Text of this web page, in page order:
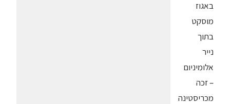
באגוז
מוסקט
בתוך
נייר
אלומיניום
– זכה
מכריסטינה